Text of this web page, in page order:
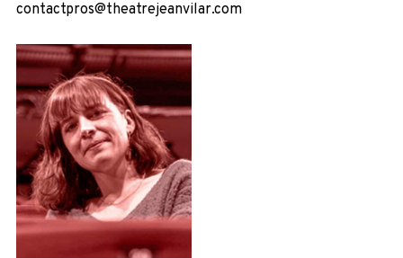
contactpros@theatrejeanvilar.com